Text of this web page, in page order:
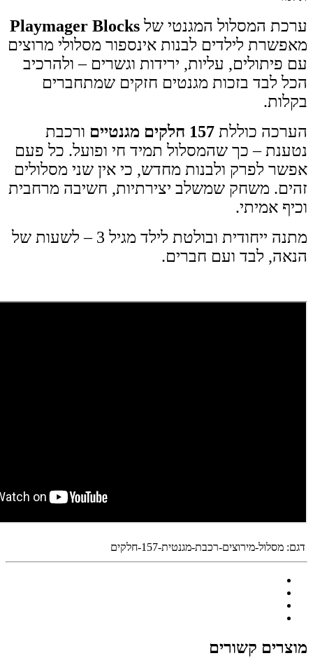
ערכת המסלול המגנטי של Playmager Blocks
מאפשרת לילדים לבנות אינספור מסלולי מרוצים
עם פיתולים, עליות, ירידות וגשרים – ולהרכיב
הכל לבד בזכות מגנטים חזקים שמתחברים
בקלות.
הערכה כוללת 157 חלקים מגנטיים
ורכבת
נטענת – כך שהמסלול תמיד חי ופועל. כל פעם
אפשר לפרק ולבנות מחדש, כי אין שני מסלולים
זהים. משחק שמשלב יצירתיות, חשיבה מרחבית
וכיף אמיתי.
מתנה ייחודית ובולטת לילד מגיל 3 – לשעות של
הנאה, לבד ועם חברים.
דגם: מסלול-מירוצים-רכבת-מגנטית-157-חלקים
מוצרים קשורים